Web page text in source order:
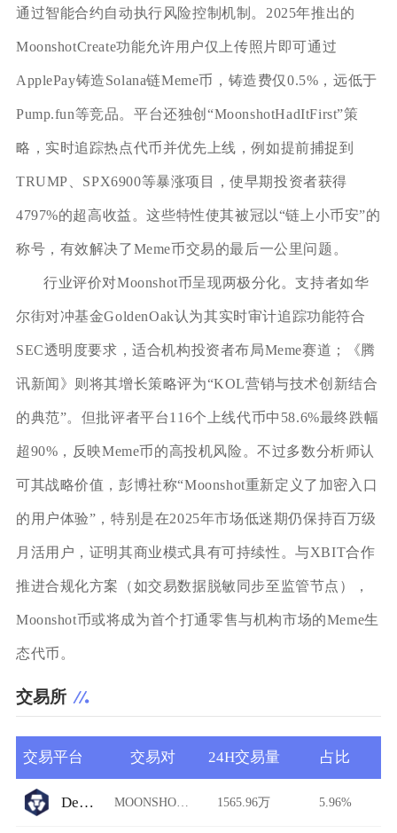
通过智能合约自动执行风险控制机制。2025年推出的
MoonshotCreate功能允许用户仅上传照片即可通过
ApplePay铸造Solana链Meme币，铸造费仅0.5%，远低于
Pump.fun等竞品。平台还独创“MoonshotHadItFirst”策
略，实时追踪热点代币并优先上线，例如提前捕捉到
TRUMP、SPX6900等暴涨项目，使早期投资者获得
4797%的超高收益。这些特性使其被冠以“链上小币安”的
称号，有效解决了Meme币交易的最后一公里问题。
行业评价对Moonshot币呈现两极分化。支持者如华
尔街对冲基金GoldenOak认为其实时审计追踪功能符合
SEC透明度要求，适合机构投资者布局Meme赛道；《腾
讯新闻》则将其增长策略评为“KOL营销与技术创新结合
的典范”。但批评者平台116个上线代币中58.6%最终跌幅
超90%，反映Meme币的高投机风险。不过多数分析师认
可其战略价值，彭博社称“Moonshot重新定义了加密入口
的用户体验”，特别是在2025年市场低迷期仍保持百万级
月活用户，证明其商业模式具有可持续性。与XBIT合作
推进合规化方案（如交易数据脱敏同步至监管节点），
Moonshot币或将成为首个打通零售与机构市场的Meme生
态代币。
交易所
交易平台 交易对 24H交易量 占比
DeFi Swap MOONSHOT/USDT 1565.96万 5.96%